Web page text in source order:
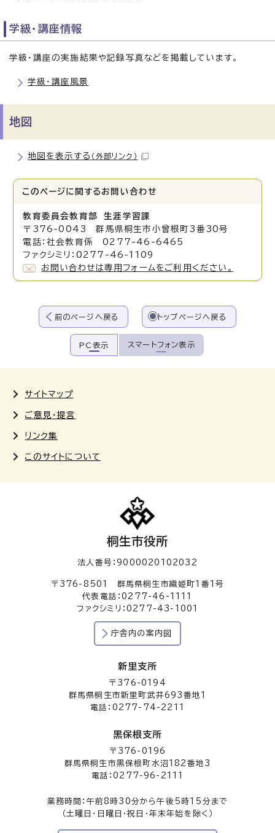
学級・講座情報
学級・講座の実施結果や記録写真などを掲載しています。
学級・講座風景
地図
地図を表示する （外部リンク）
このページに関する お問い合わせ
教育委員会教育部 生涯学習課
〒376-0043 群馬県桐生市小曾根町3番30号
電話：社会教育係 0277-46-6465
ファクシミリ：0277-46-1109
お問い合わせは専用フォームをご利用ください。
前のページへ戻る トップページへ戻る
PC表示 スマートフォン表示
サイトマップ
ご意見・提言
リンク集
このサイトについて
桐生市役所
法人番号：9000020102032
〒376-8501 群馬県桐生市織姫町1番1号
代表電話：0277-46-1111
ファクシミリ：0277-43-1001
庁舎内の案内図
新里支所
〒376-0194
群馬県桐生市新里町武井693番地1
電話：0277-74-2211
黒保根支所
〒376-0196
群馬県桐生市黒保根町水沼182番地3
電話：0277-96-2111
業務時間：午前8時30分から午後5時15分まで
（土曜日・日曜日・祝日・年末年始を除く）